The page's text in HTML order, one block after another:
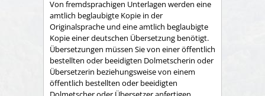
Von fremdsprachigen Unterlagen werden eine
amtlich beglaubigte Kopie in der
Originalsprache und eine amtlich beglaubigte
Kopie einer deutschen Übersetzung benötigt.
Übersetzungen müssen Sie von einer öffentlich
bestellten oder beeidigten Dolmetscherin oder
Übersetzerin beziehungsweise von einem
öffentlich bestellten oder beeidigten